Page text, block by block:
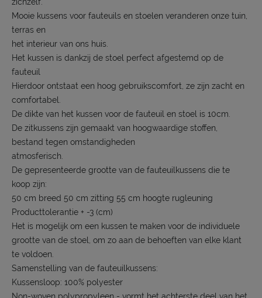
Mooie kussens voor fauteuils en stoelen veranderen onze tuin,
terras en
het interieur van ons huis.
Het kussen is dankzij de stoel perfect afgestemd op de
fauteuil
Hierdoor ontstaat een hoog gebruikscomfort, ze zijn zacht en
comfortabel.
De dikte van het kussen voor de fauteuil en stoel is 10cm.
De zitkussens zijn gemaakt van hoogwaardige stoffen,
bestand tegen omstandigheden
atmosferisch.
De gepresenteerde grootte van de fauteuilkussens die te
koop zijn:
50 cm breed 50 cm zitting 55 cm hoogte rugleuning
Producttolerantie + -3 (cm)
Het is mogelijk om een kussen te maken voor de individuele
grootte van de stoel, om zo aan de behoeften van elke klant
te voldoen.
Samenstelling van de fauteuilkussens:
Kussensloop: 100% polyester
Non-woven polypropyleen - vormt het achterste deel van het